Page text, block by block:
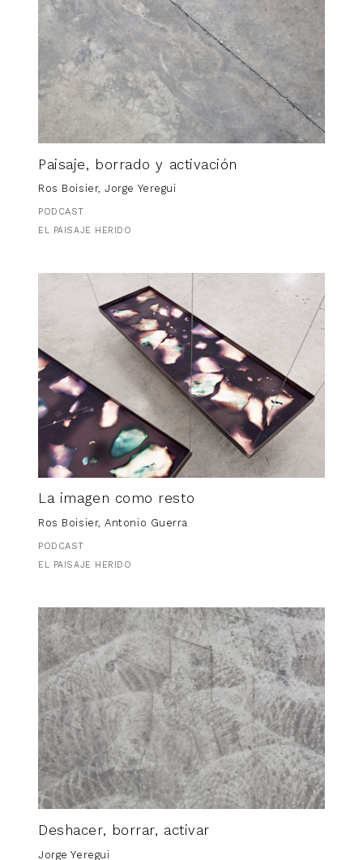
Paisaje, borrado y activación
Ros Boisier, Jorge Yeregui
PODCAST
EL PAISAJE HERIDO
La imagen como resto
Ros Boisier, Antonio Guerra
PODCAST
EL PAISAJE HERIDO
Deshacer, borrar, activar
Jorge Yeregui